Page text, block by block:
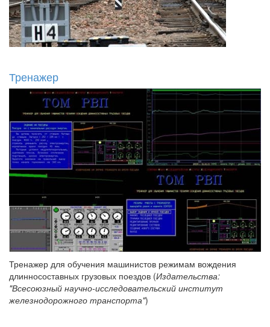
Тренажер
Тренажер для обучения машинистов режимам вождения
длинносоставных грузовых поездов (Издательства:
"Всесоюзный научно-исследовательский институт
железнодорожного транспорта")